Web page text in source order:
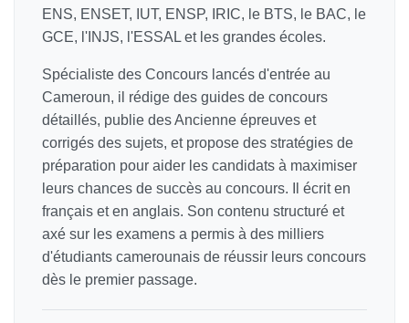
ENS, ENSET, IUT, ENSP, IRIC, le BTS, le BAC, le
GCE, l'INJS, l'ESSAL et les grandes écoles.
Spécialiste des Concours lancés d'entrée au
Cameroun, il rédige des guides de concours
détaillés, publie des Ancienne épreuves et
corrigés des sujets, et propose des stratégies de
préparation pour aider les candidats à maximiser
leurs chances de succès au concours. Il écrit en
français et en anglais. Son contenu structuré et
axé sur les examens a permis à des milliers
d'étudiants camerounais de réussir leurs concours
dès le premier passage.